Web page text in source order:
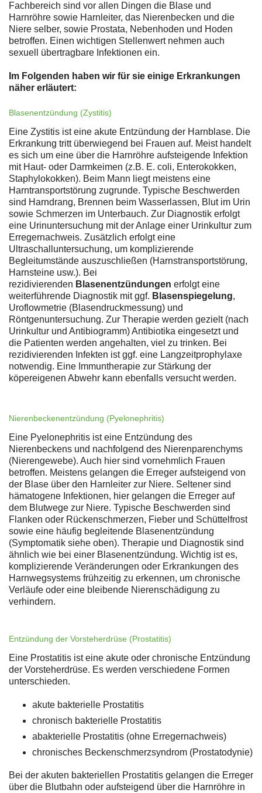
Fachbereich sind vor allen Dingen die Blase und
Harnröhre sowie Harnleiter, das Nierenbecken und die
Niere selber, sowie Prostata, Nebenhoden und Hoden
betroffen. Einen wichtigen Stellenwert nehmen auch
sexuell übertragbare Infektionen ein.
Im Folgenden haben wir für sie einige Erkrankungen
näher erläutert:
Blasenentzündung (Zystitis)
Eine Zystitis ist eine akute Entzündung der Harnblase. Die
Erkrankung tritt überwiegend bei Frauen auf. Meist handelt
es sich um eine über die Harnröhre aufsteigende Infektion
mit Haut- oder Darmkeimen (z.B. E. coli, Enterokokken,
Staphylokokken). Beim Mann liegt meistens eine
Harntransportstörung zugrunde. Typische Beschwerden
sind Harndrang, Brennen beim Wasserlassen, Blut im Urin
sowie Schmerzen im Unterbauch. Zur Diagnostik erfolgt
eine Urinuntersuchung mit der Anlage einer Urinkultur zum
Erregernachweis. Zusätzlich erfolgt eine
Ultraschalluntersuchung, um komplizierende
Begleitumstände auszuschließen (Harnstransportstörung,
Harnsteine usw.). Bei
rezidivierenden Blasenentzündungen erfolgt eine
weiterführende Diagnostik mit ggf. Blasenspiegelung,
Uroflowmetrie (Blasendruckmessung) und
Röntgenuntersuchung. Zur Therapie werden gezielt (nach
Urinkultur und Antibiogramm) Antibiotika eingesetzt und
die Patienten werden angehalten, viel zu trinken. Bei
rezidivierenden Infekten ist ggf. eine Langzeitprophylaxe
notwendig. Eine Immuntherapie zur Stärkung der
köpereigenen Abwehr kann ebenfalls versucht werden.
Nierenbeckenentzündung (Pyelonephritis)
Eine Pyelonephritis ist eine Entzündung des
Nierenbeckens und nachfolgend des Nierenparenchyms
(Nierengewebe). Auch hier sind vornehmlich Frauen
betroffen. Meistens gelangen die Erreger aufsteigend von
der Blase über den Harnleiter zur Niere. Seltener sind
hämatogene Infektionen, hier gelangen die Erreger auf
dem Blutwege zur Niere. Typische Beschwerden sind
Flanken oder Rückenschmerzen, Fieber und Schüttelfrost
sowie eine häufig begleitende Blasenentzündung
(Symptomatik siehe oben). Therapie und Diagnostik sind
ähnlich wie bei einer Blasenentzündung. Wichtig ist es,
komplizierende Veränderungen oder Erkrankungen des
Harnwegsystems frühzeitig zu erkennen, um chronische
Verläufe oder eine bleibende Nierenschädigung zu
verhindern.
Entzündung der Vorsteherdrüse (Prostatitis)
Eine Prostatitis ist eine akute oder chronische Entzündung
der Vorsteherdrüse. Es werden verschiedene Formen
unterschieden.
akute bakterielle Prostatitis
chronisch bakterielle Prostatitis
abakterielle Prostatitis (ohne Erregernachweis)
chronisches Beckenschmerzsyndrom (Prostatodynie)
Bei der akuten bakteriellen Prostatitis gelangen die Erreger
über die Blutbahn oder aufsteigend über die Harnröhre in